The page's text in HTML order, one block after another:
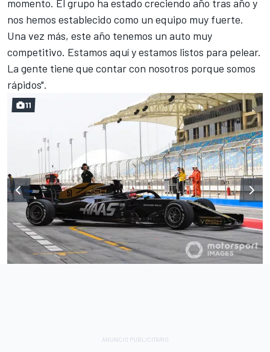
momento. El grupo ha estado creciendo año tras año y
nos hemos establecido como un equipo muy fuerte.
Una vez más, este año tenemos un auto muy
competitivo. Estamos aquí y estamos listos para pelear.
La gente tiene que contar con nosotros porque somos
rápidos".
11